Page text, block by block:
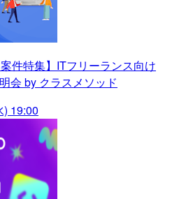
件特集】ITフリーランス向け
会 by クラスメソッド
19:00